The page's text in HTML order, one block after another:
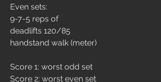
Even sets:
9-7-5 reps of
deadlifts 120/85
handstand walk (meter)
Score 1: worst odd set
Score 2: worst even set